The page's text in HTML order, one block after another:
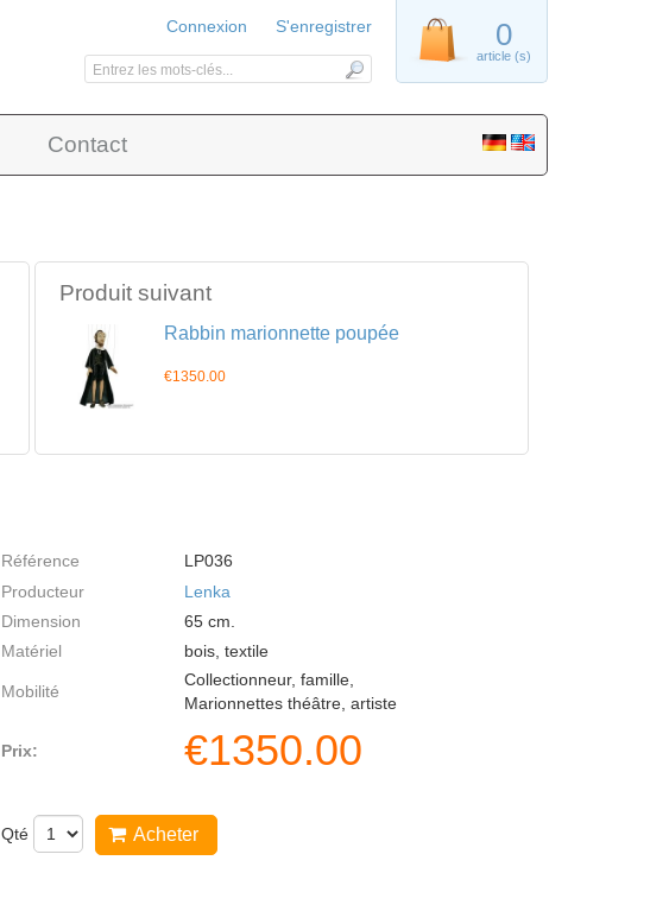
Contact
Produit suivant
Rabbin marionnette poupée
€1350.00
Référence
LP036
Producteur
Lenka
Dimension
65 cm.
Matériel
bois, textile
Mobilité
Collectionneur, famille,
Marionnettes théâtre, artiste
Prix: €1350.00
Qté Acheter
0
article (s)
Connexion S'enregistrer